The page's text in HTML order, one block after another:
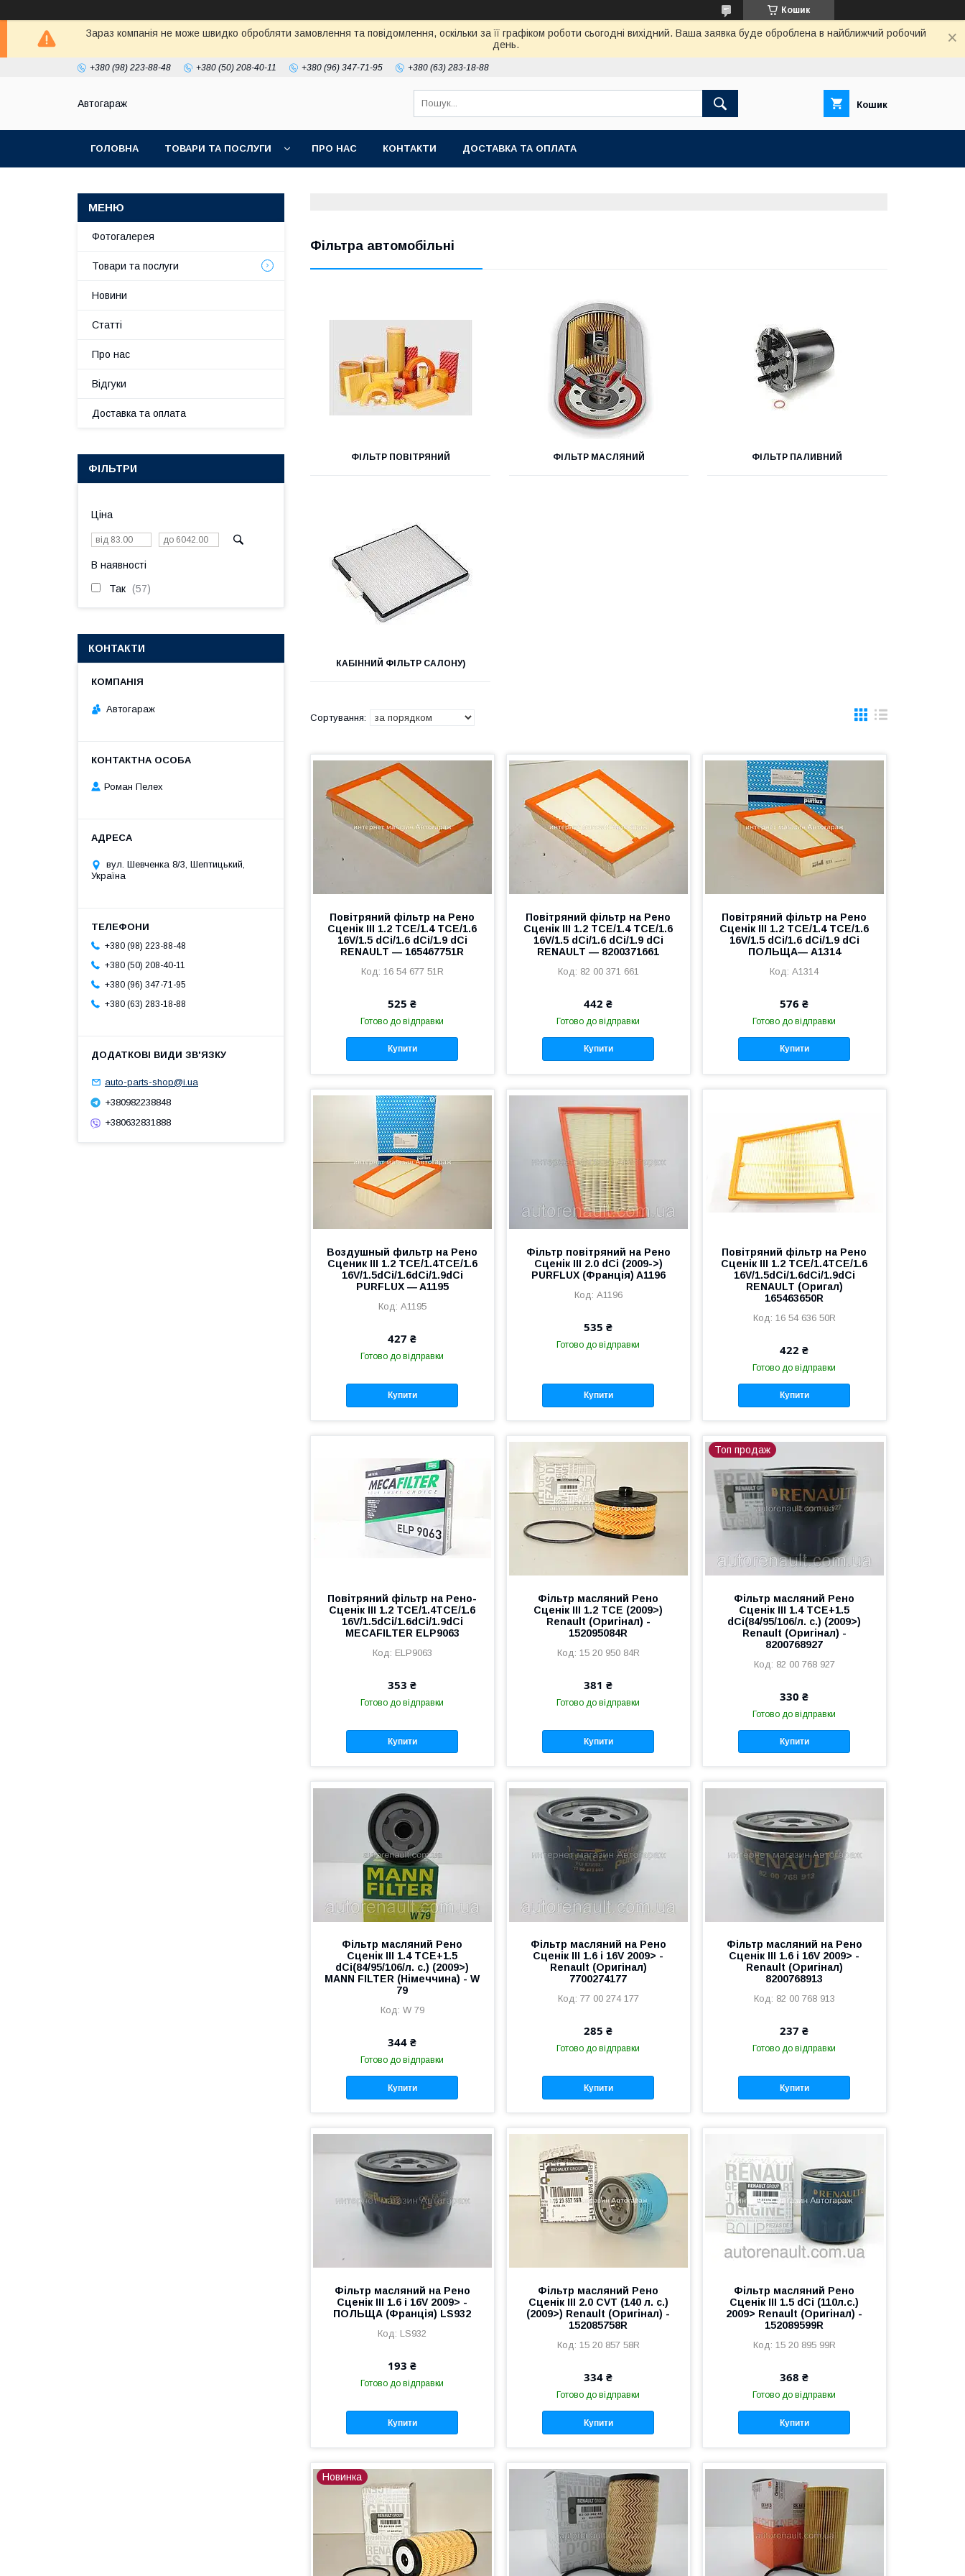
Кошик
Зараз компанія не може швидко обробляти замовлення та повідомлення, оскільки за її графіком роботи сьогодні вихідний. Ваша заявка буде оброблена в найближчий робочий
день.
+380 (98) 223-88-48 +380 (50) 208-40-11 +380 (96) 347-71-95 +380 (63) 283-18-88
Автогараж Кошик
ГОЛОВНА ТОВАРИ ТА ПОСЛУГИ ПРО НАС КОНТАКТИ ДОСТАВКА ТА ОПЛАТА
Фільтра автомобільні
ФІЛЬТР ПОВІТРЯНИЙ ФІЛЬТР МАСЛЯНИЙ ФІЛЬТР ПАЛИВНИЙ
КАБІННИЙ ФІЛЬТР САЛОНУ)
Повітряний фільтр на Рено
Сценік III 1.2 TCE/1.4 TCE/1.6
16V/1.5 dCi/1.6 dCi/1.9 dCi
RENAULT ― 165467751R
16 54 677 51R
525 ₴
Готово до відправки
Купити
Повітряний фільтр на Рено
Сценік III 1.2 TCE/1.4 TCE/1.6
16V/1.5 dCi/1.6 dCi/1.9 dCi
RENAULT ― 8200371661
82 00 371 661
442 ₴
Готово до відправки
Купити
Повітряний фільтр на Рено
Сценік III 1.2 TCE/1.4 TCE/1.6
16V/1.5 dCi/1.6 dCi/1.9 dCi
ПОЛЬЩА― A1314
A1314
576 ₴
Готово до відправки
Купити
Воздушный фильтр на Рено
Сценик III 1.2 TCE/1.4TCE/1.6
16V/1.5dCi/1.6dCi/1.9dCi
PURFLUX ― A1195
A1195
427 ₴
Готово до відправки
Купити
Фільтр повітряний на Рено
Сценік III 2.0 dCi (2009->)
PURFLUX (Франція) A1196
A1196
535 ₴
Готово до відправки
Купити
Повітряний фільтр на Рено
Сценік III 1.2 TCE/1.4TCE/1.6
16V/1.5dCi/1.6dCi/1.9dCi
RENAULT (Оригал)
165463650R
16 54 636 50R
422 ₴
Готово до відправки
Купити
Повітряний фільтр на Рено-
Сценік III 1.2 TCE/1.4TCE/1.6
16V/1.5dCi/1.6dCi/1.9dCi
MECAFILTER ELP9063
ELP9063
353 ₴
Готово до відправки
Купити
Фільтр масляний Рено
Сценік III 1.2 TCE (2009>)
Renault (Оригінал) -
152095084R
15 20 950 84R
381 ₴
Готово до відправки
Купити
Топ продаж
Фільтр масляний Рено
Сценік III 1.4 TCE+1.5
dCi(84/95/106/л. с.) (2009>)
Renault (Оригінал) -
8200768927
82 00 768 927
330 ₴
Готово до відправки
Купити
Фільтр масляний Рено
Сценік III 1.4 TCE+1.5
dCi(84/95/106/л. с.) (2009>)
MANN FILTER (Німеччина) - W
79
W 79
344 ₴
Готово до відправки
Купити
Фільтр масляний на Рено
Сценік III 1.6 i 16V 2009> -
Renault (Оригінал)
7700274177
77 00 274 177
285 ₴
Готово до відправки
Купити
Фільтр масляний на Рено
Сценік III 1.6 i 16V 2009> -
Renault (Оригінал)
8200768913
82 00 768 913
237 ₴
Готово до відправки
Купити
Фільтр масляний на Рено
Сценік III 1.6 i 16V 2009> -
ПОЛЬЩА (Франція) LS932
LS932
193 ₴
Готово до відправки
Купити
Фільтр масляний Рено
Сценік III 2.0 CVT (140 л. с.)
(2009>) Renault (Оригінал) -
152085758R
15 20 857 58R
334 ₴
Готово до відправки
Купити
Фільтр масляний Рено
Сценік III 1.5 dCi (110л.с.)
2009> Renault (Оригінал) -
152089599R
15 20 895 99R
368 ₴
Готово до відправки
Купити
Новинка
Фотогалерея
Товари та послуги
Новини
Статті
Про нас
Відгуки
Доставка та оплата
ФІЛЬТРИ
Ціна
В наявності
Так 57
КОНТАКТИ
Автогараж
Роман Пелех
вул. Шевченка 8/3, Шептицький,
Україна
+380 (98) 223-88-48
+380 (50) 208-40-11
+380 (96) 347-71-95
+380 (63) 283-18-88
auto-parts-shop@i.ua
+380982238848
+380632831888